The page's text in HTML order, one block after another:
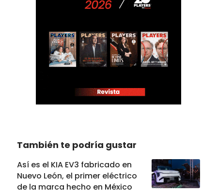
También te podría gustar
Así es el KIA EV3 fabricado en
Nuevo León, el primer eléctrico
de la marca hecho en México